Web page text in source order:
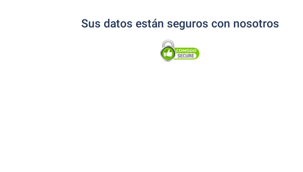
Sus datos están seguros con nosotros